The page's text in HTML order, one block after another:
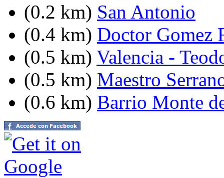
(0.2 km) San Antonio
(0.4 km) Doctor Gomez
(0.5 km) Valencia -
(0.5 km) Maestro
(0.6 km) Barrio Monte